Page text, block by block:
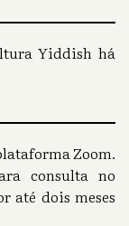
Yiddish há
Zoom.
consulta no
até dois meses